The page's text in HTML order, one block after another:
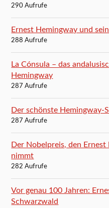
290 Aufrufe
Ernest Hemingway und
288 Aufrufe
La Cónsula – das
Hemingway
287 Aufrufe
Der schönste Hemingway-
287 Aufrufe
Der Nobelpreis, den
nimmt
282 Aufrufe
Vor genau 100 Jahren:
Schwarzwald